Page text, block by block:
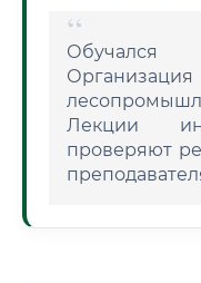
Обучался
Лекции
проверяют